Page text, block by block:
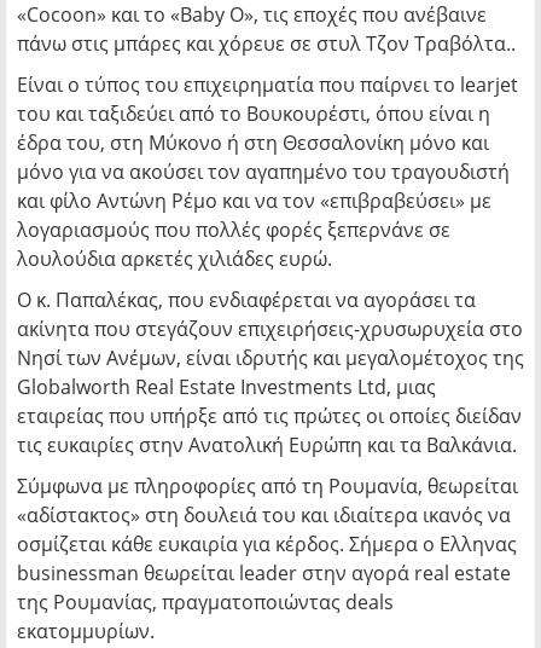
«Cocoon» και το «Baby O», τις εποχές που ανέβαινε
πάνω στις μπάρες και χόρευε σε στυλ Τζον Τραβόλτα..
Είναι ο τύπος του επιχειρηματία που παίρνει το learjet
του και ταξιδεύει από το Βουκουρέστι, όπου είναι η
έδρα του, στη Μύκονο ή στη Θεσσαλονίκη μόνο και
μόνο για να ακούσει τον αγαπημένο του τραγουδιστή
και φίλο Αντώνη Ρέμο και να τον «επιβραβεύσει» με
λογαριασμούς που πολλές φορές ξεπερνάνε σε
λουλούδια αρκετές χιλιάδες ευρώ.
Ο κ. Παπαλέκας, που ενδιαφέρεται να αγοράσει τα
ακίνητα που στεγάζουν επιχειρήσεις-χρυσωρυχεία στο
Νησί των Ανέμων, είναι ιδρυτής και μεγαλομέτοχος της
Globalworth Real Estate Investments Ltd, μιας
εταιρείας που υπήρξε από τις πρώτες οι οποίες διείδαν
τις ευκαιρίες στην Ανατολική Ευρώπη και τα Βαλκάνια.
Σύμφωνα με πληροφορίες από τη Ρουμανία, θεωρείται
«αδίστακτος» στη δουλειά του και ιδιαίτερα ικανός να
οσμίζεται κάθε ευκαιρία για κέρδος. Σήμερα ο Ελληνας
businessman θεωρείται leader στην αγορά real estate
της Ρουμανίας, πραγματοποιώντας deals
εκατομμυρίων.